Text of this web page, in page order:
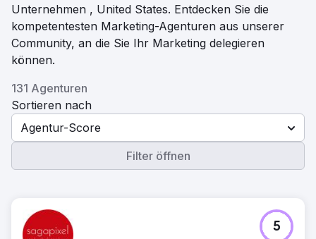
Unternehmen , United States. Entdecken Sie die
kompetentesten Marketing-Agenturen aus unserer
Community, an die Sie Ihr Marketing delegieren
können.
131 Agenturen
Sortieren nach
Agentur-Score
Filter öffnen
5